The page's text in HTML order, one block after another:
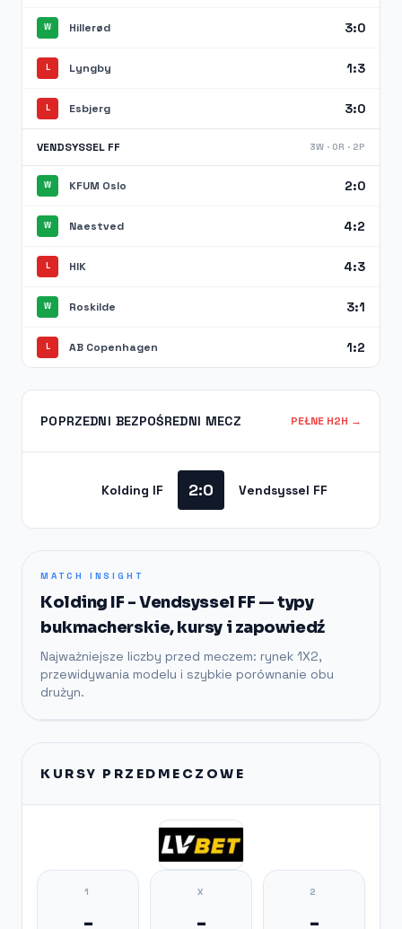
W Hillerød 3:0
L Lyngby 1:3
L Esbjerg 3:0
VENDSYSSEL FF 3W · 0R · 2P
W KFUM Oslo 2:0
W Naestved 4:2
L HIK 4:3
W Roskilde 3:1
L AB Copenhagen 1:2
POPRZEDNI BEZPOŚREDNI MECZ PEŁNE H2H →
Kolding IF 2:0 Vendsyssel FF
MATCH INSIGHT
Kolding IF - Vendsyssel FF — typy
bukmacherskie, kursy i zapowiedź
Najważniejsze liczby przed meczem: rynek 1X2,
przewidywania modelu i szybkie porównanie obu
drużyn.
KURSY PRZEDMECZOWE
1
-
X
-
2
-